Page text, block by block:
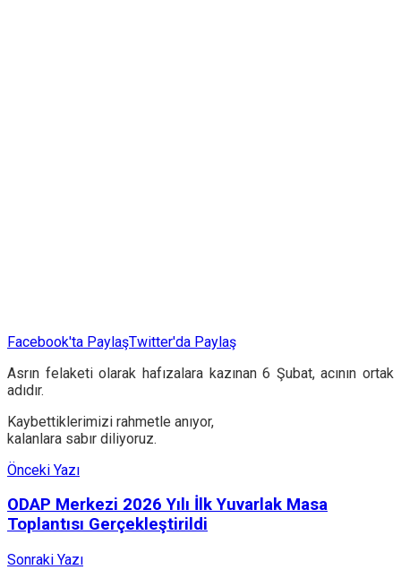
Facebook'ta PaylaşTwitter'da Paylaş
Asrın felaketi olarak hafızalara kazınan 6 Şubat, acının ortak
adıdır.
Kaybettiklerimizi rahmetle anıyor,
kalanlara sabır diliyoruz.
Önceki Yazı
ODAP Merkezi 2026 Yılı İlk Yuvarlak Masa
Toplantısı Gerçekleştirildi
Sonraki Yazı